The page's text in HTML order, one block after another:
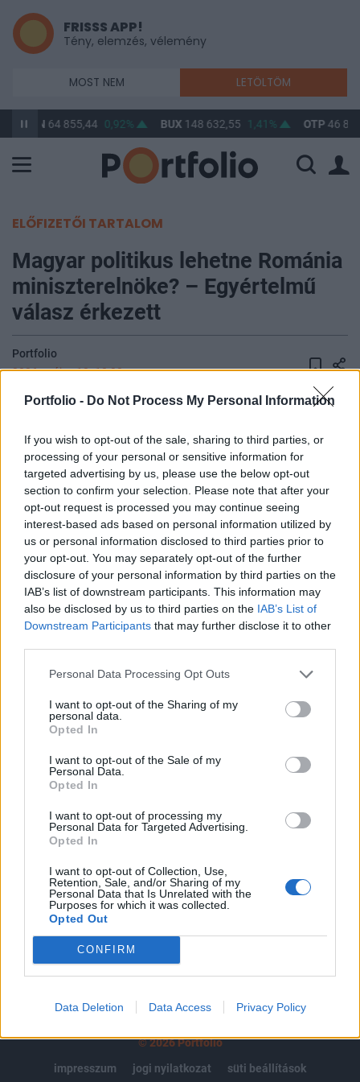
Portfolio - Do Not Process My Personal Information
If you wish to opt-out of the sale, sharing to third parties, or
processing of your personal or sensitive information for
targeted advertising by us, please use the below opt-out
section to confirm your selection. Please note that after your
opt-out request is processed you may continue seeing
interest-based ads based on personal information utilized by
us or personal information disclosed to third parties prior to
your opt-out. You may separately opt-out of the further
disclosure of your personal information by third parties on the
IAB’s list of downstream participants. This information may
also be disclosed by us to third parties on the IAB’s List of
Downstream Participants that may further disclose it to other
Personal Data Processing Opt Outs
I want to opt-out of the Sharing of my
personal data.
Opted In
I want to opt-out of the Sale of my
Personal Data.
Opted In
I want to opt-out of processing my
Personal Data for Targeted Advertising.
Opted In
I want to opt-out of Collection, Use,
Retention, Sale, and/or Sharing of my
Personal Data that Is Unrelated with the
Purposes for which it was collected.
Opted Out
CONFIRM
Data Deletion Data Access Privacy Policy
FRISSS APP!
Tény, elemzés, vélemény
MOST NEM LETÖLTÖM
64 855,44 0,92% BUX 148 632,55 1,41% OTP 46 890
ELŐFIZETŐI TARTALOM
Magyar politikus lehetne Románia
miniszterelnöke? – Egyértelmű
válasz érkezett
Portfolio
2026. május 12. 10:32
televízióban arról kérdezték, lenne-e Románia
miniszterelnöke – írja a Maszol.ro.
Az Antena 3 televíziónak adott interjút Kelemen Hunor, a
Romániai Magyar Demokrata Szövetség (RMDSZ) elnöke,
akit a román kormányválságról kérdeztek. Mint ismert, az
Ilie Bolojan által vezetett kormányt a múlt héten a
parlament bizalmatlansági indítvánnyal eltávolította a
helyéről. Az indítványt a kormányából korábban kilépett
Szociáldemokrata Párt (PSD) és a szélsőjobboldali...
tartozik, melynek olvasása előfizetéses
regisztrációhoz kötött.
Az előfizetés a következőket tartalmazza:
Portfolio.hu teljes cikkarchívum
kötéslistái
MÁR ELŐFIZETŐNK VAGY?
© 2026 Portfolio
impresszum
jogi nyilatkozat süti beállítások